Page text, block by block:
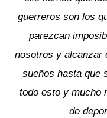
guerreros son los
parezcan
nosotros y alcanzar
sueños hasta que
todo esto y mucho
de